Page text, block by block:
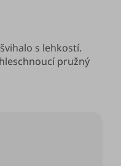
s lehkostí.
pružný